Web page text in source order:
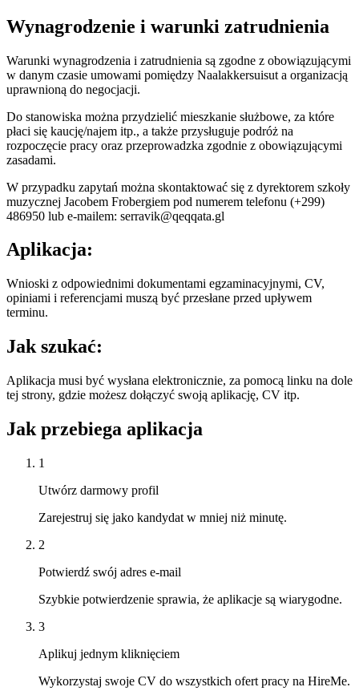
Wynagrodzenie i warunki zatrudnienia
Warunki wynagrodzenia i zatrudnienia są zgodne z obowiązującymi
w danym czasie umowami pomiędzy Naalakkersuisut a organizacją
uprawnioną do negocjacji.
Do stanowiska można przydzielić mieszkanie służbowe, za które
płaci się kaucję/najem itp., a także przysługuje podróż na
rozpoczęcie pracy oraz przeprowadzka zgodnie z obowiązującymi
zasadami.
W przypadku zapytań można skontaktować się z dyrektorem szkoły
muzycznej Jacobem Frobergiem pod numerem telefonu (+299)
486950 lub e-mailem: serravik@qeqqata.gl
Aplikacja:
Wnioski z odpowiednimi dokumentami egzaminacyjnymi, CV,
opiniami i referencjami muszą być przesłane przed upływem
terminu.
Jak szukać:
Aplikacja musi być wysłana elektronicznie, za pomocą linku na dole
tej strony, gdzie możesz dołączyć swoją aplikację, CV itp.
Jak przebiega aplikacja
1
Utwórz darmowy profil
Zarejestruj się jako kandydat w mniej niż minutę.
2
Potwierdź swój adres e-mail
Szybkie potwierdzenie sprawia, że aplikacje są wiarygodne.
3
Aplikuj jednym kliknięciem
Wykorzystaj swoje CV do wszystkich ofert pracy na HireMe.